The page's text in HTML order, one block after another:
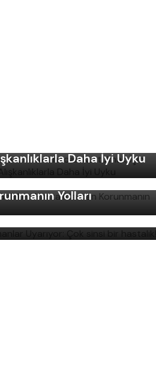
Daha İyi Uyku
Gelirken Hastalıklardan
Yolları
Uyarıyor: Çok sinsi